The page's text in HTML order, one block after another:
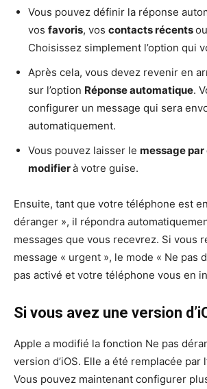
Vous pouvez définir la réponse
vos favoris, vos contacts récentsou
Choisissez simplement l’option qui
Après cela, vous devez revenir en
sur l’option Réponse automatique.
configurer un message qui sera
automatiquement.
Vous pouvez laisser le message
modifierà votre guise.
Ensuite, tant que votre téléphone est
déranger », il répondra
messages que vous recevrez. Si vous
message « urgent », le mode « Ne pas
pas activé et votre téléphone vous en
Si vous avez une version
Apple a modifié la fonction Ne pas
version d’iOS. Elle a été remplacée par
Vous pouvez maintenant configurer